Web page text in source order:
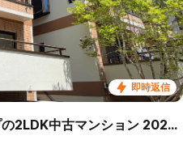
即時返信
【動画付き】メゾネットタイプの2LDK中古マンション 2026年リフォーム済